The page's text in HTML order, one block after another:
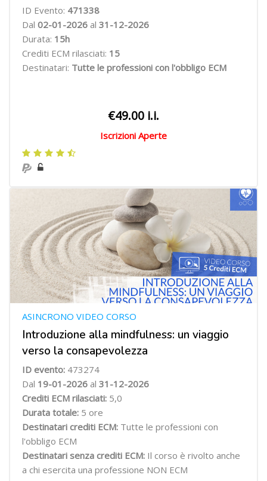
ID Evento: 471338
Dal 02-01-2026 al 31-12-2026
Durata: 15h
Crediti ECM rilasciati: 15
Destinatari: Tutte le professioni con l'obbligo ECM
€49.00 i.i.
Iscrizioni Aperte
Introduzione alla mindfulness: un viaggio
verso la consapevolezza
ASINCRONO VIDEO CORSO
ID evento: 473274
Dal 19-01-2026 al 31-12-2026
Crediti ECM rilasciati: 5,0
Durata totale: 5 ore
Destinatari crediti ECM: Tutte le professioni con
l'obbligo ECM
Destinatari senza crediti ECM: Il corso è rivolto anche
a chi esercita una professione NON ECM